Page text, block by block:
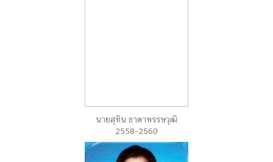
นายสุทิน ธาดาพรรษวุฒิ
2558-2560